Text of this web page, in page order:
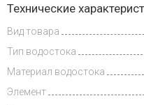
и оплата
Технические
Вид товара
Тип водостока
Материал водостока
Элемент